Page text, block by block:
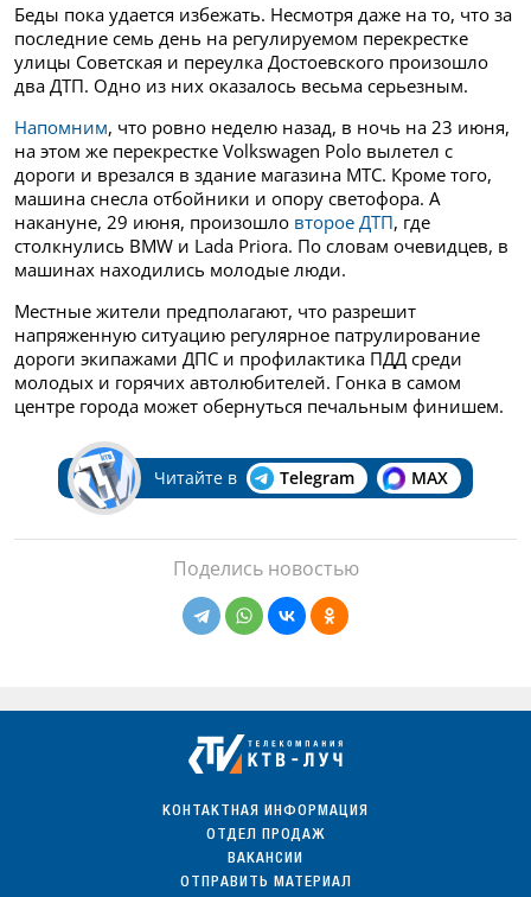
Беды пока удается избежать. Несмотря даже на то, что за
последние семь день на регулируемом перекрестке
улицы Советская и переулка Достоевского произошло
два ДТП. Одно из них оказалось весьма серьезным.
Напомним, что ровно неделю назад, в ночь на 23 июня,
на этом же перекрестке Volkswagen Polo вылетел с
дороги и врезался в здание магазина МТС. Кроме того,
машина снесла отбойники и опору светофора. А
накануне, 29 июня, произошло второе ДТП, где
столкнулись BMW и Lada Priora. По словам очевидцев, в
машинах находились молодые люди.
Местные жители предполагают, что разрешит
напряженную ситуацию регулярное патрулирование
дороги экипажами ДПС и профилактика ПДД среди
молодых и горячих автолюбителей. Гонка в самом
центре города может обернуться печальным финишем.
Читайте в Telegram MAX
Поделись новостью
КОНТАКТНАЯ ИНФОРМАЦИЯ
ОТДЕЛ ПРОДАЖ
ВАКАНСИИ
ОТПРАВИТЬ МАТЕРИАЛ